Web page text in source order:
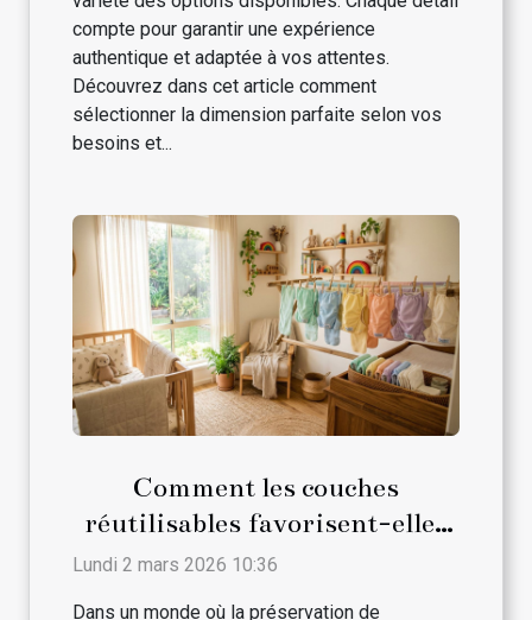
compte pour garantir une expérience
authentique et adaptée à vos attentes.
Découvrez dans cet article comment
sélectionner la dimension parfaite selon vos
besoins et...
Comment les couches
réutilisables favorisent-elles
le développement durable ?
Lundi 2 mars 2026 10:36
Dans un monde où la préservation de